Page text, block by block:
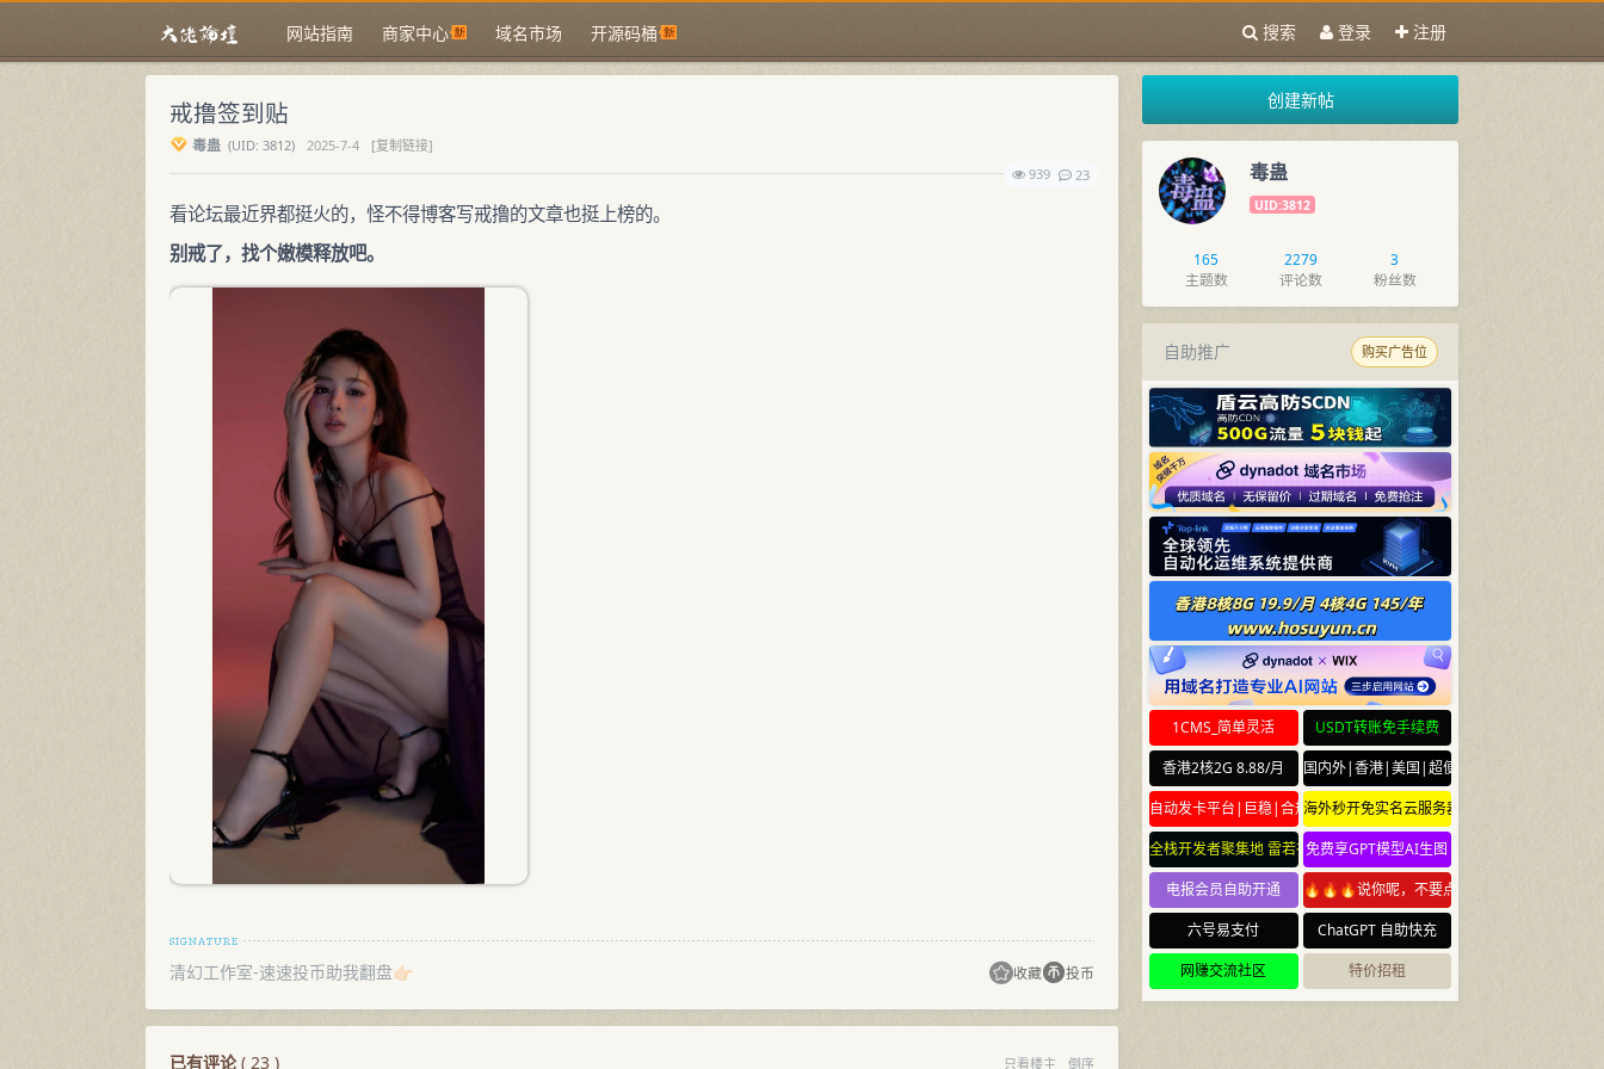
网站指南 商家中心 域名市场 开源码桶 搜索 登录 注册
戒撸签到贴
毒蛊 (UID: 3812) 2025-7-4
[复制链接]
939
23
看论坛最近界都挺火的，怪不得博客写戒撸的文章也挺上榜的。
别戒了，找个嫩模释放吧。
清幻工作室-速速投币助我翻盘👉🏻 收藏 投币
已有评论( 23 ) 只看楼主 倒序
创建新帖
毒蛊
UID:3812
165
主题数
2279
评论数
3
粉丝数
自助推广 购买广告位
1CMS_简单灵活
USDT转账免手续费
香港2核2G 8.88/月
国内外|香港|美国|超便宜云服务器
自动发卡平台|巨稳|合规海外秒开免实名云服务器
全栈开发者聚集地 雷若社区 leiruo.com
免费享GPT模型AI生图
电报会员自助开通
🔥🔥🔥说你呢，不要点🔥🔥🔥
六号易支付
ChatGPT 自助快充
网赚交流社区
特价招租